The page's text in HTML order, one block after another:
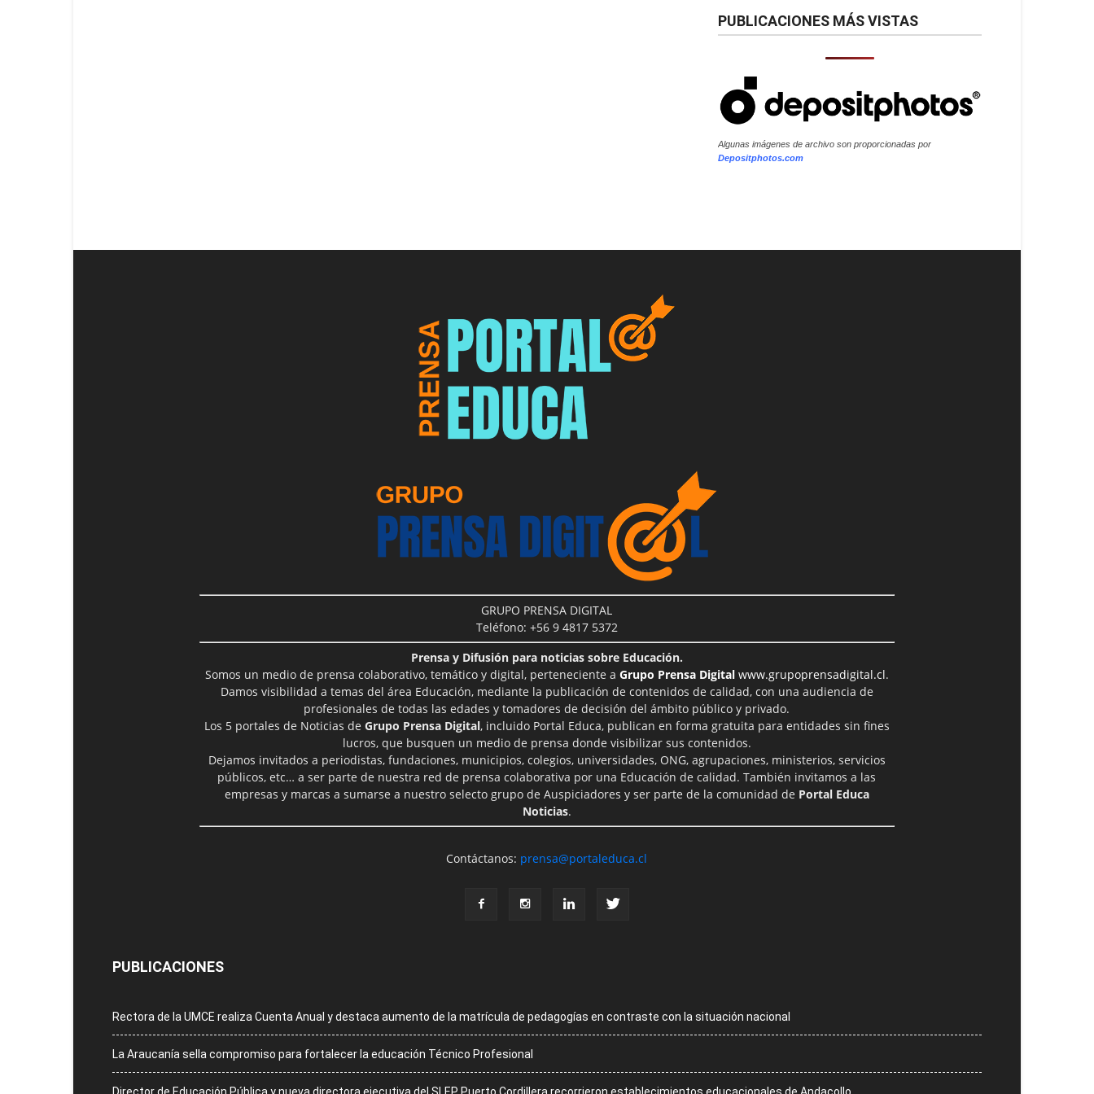
PUBLICACIONES MÁS VISTAS
Algunas imágenes de archivo son proporcionadas por
Depositphotos.com
GRUPO PRENSA DIGITAL
Teléfono: +56 9 4817 5372
Prensa y Difusión para noticias sobre Educación.
Somos un medio de prensa colaborativo, temático y digital, perteneciente a Grupo Prensa Digitalwww.grupoprensadigital.cl.
Damos visibilidad a temas del área Educación, mediante la publicación de contenidos de calidad, con una audiencia de
profesionales de todas las edades y tomadores de decisión del ámbito público y privado.
Los 5 portales de Noticias de Grupo Prensa Digital, incluido Portal Educa, publican en forma gratuita para entidades sin fines
lucros, que busquen un medio de prensa donde visibilizar sus contenidos.
Dejamos invitados a periodistas, fundaciones, municipios, colegios, universidades, ONG, agrupaciones, ministerios, servicios
públicos, etc… a ser parte de nuestra red de prensa colaborativa por una Educación de calidad. También invitamos a las
empresas y marcas a sumarse a nuestro selecto grupo de Auspiciadores y ser parte de la comunidad de Portal Educa
Noticias.
Contáctanos: prensa@portaleduca.cl
PUBLICACIONES
Rectora de la UMCE realiza Cuenta Anual y destaca aumento de la matrícula de pedagogías en contraste con la situación nacional
La Araucanía sella compromiso para fortalecer la educación Técnico Profesional